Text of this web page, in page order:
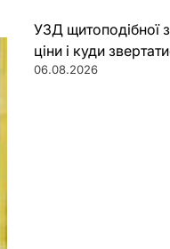
УЗД щитоподібної
ціни і куди
06.08.2026